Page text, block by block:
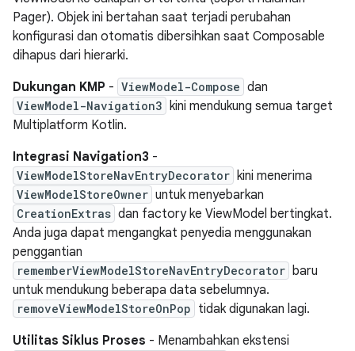
Pager). Objek ini bertahan saat terjadi perubahan
konfigurasi dan otomatis dibersihkan saat Composable
dihapus dari hierarki.
Dukungan KMP - ViewModel-Compose dan
ViewModel-Navigation3 kini mendukung semua target
Multiplatform Kotlin.
Integrasi Navigation3 -
ViewModelStoreNavEntryDecorator kini menerima
ViewModelStoreOwner untuk menyebarkan
CreationExtras dan factory ke ViewModel bertingkat.
Anda juga dapat mengangkat penyedia menggunakan
penggantian
rememberViewModelStoreNavEntryDecorator baru
untuk mendukung beberapa data sebelumnya.
removeViewModelStoreOnPop tidak digunakan lagi.
Utilitas Siklus Proses - Menambahkan ekstensi